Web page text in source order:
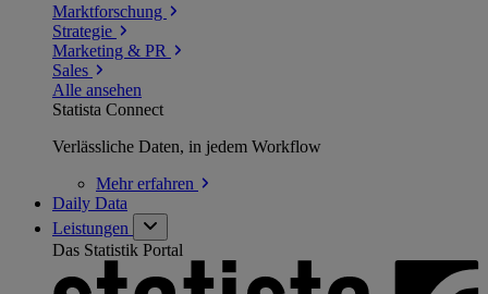
Marktforschung
Strategie
Marketing & PR
Sales
Alle ansehen
Statista Connect
Verlässliche Daten, in jedem Workflow
Mehrerfahren
Daily Data
Leistungen
Das Statistik Portal